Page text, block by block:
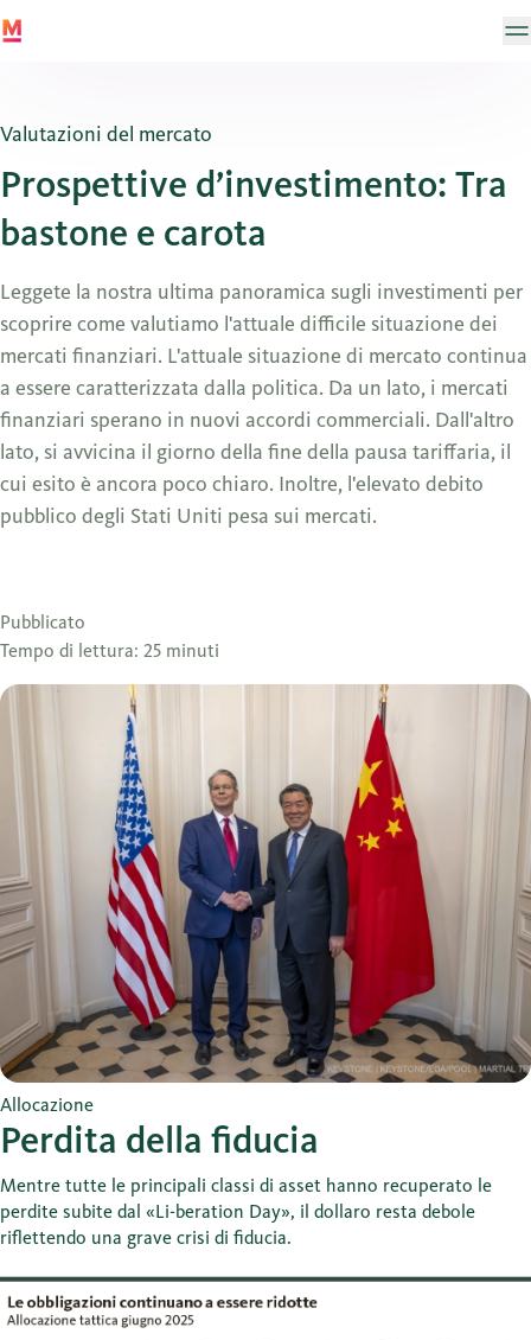
Valutazioni del mercato
Prospettive d’investimento: Tra
bastone e carota
Leggete la nostra ultima panoramica sugli investimenti per
scoprire come valutiamo l'attuale difficile situazione dei
mercati finanziari. L'attuale situazione di mercato continua
a essere caratterizzata dalla politica. Da un lato, i mercati
finanziari sperano in nuovi accordi commerciali. Dall'altro
lato, si avvicina il giorno della fine della pausa tariffaria, il
cui esito è ancora poco chiaro. Inoltre, l'elevato debito
pubblico degli Stati Uniti pesa sui mercati.
Pubblicato
Tempo di lettura: 25 minuti
Allocazione
Perdita della fiducia
Mentre tutte le principali classi di asset hanno recuperato le
perdite subite dal «Li-beration Day», il dollaro resta debole
riflettendo una grave crisi di fiducia.